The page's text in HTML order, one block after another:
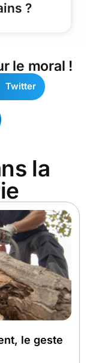
?
le moral !
Twitter
la
le geste